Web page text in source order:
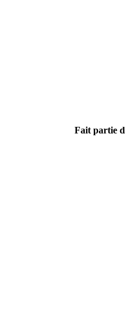
Fait partie